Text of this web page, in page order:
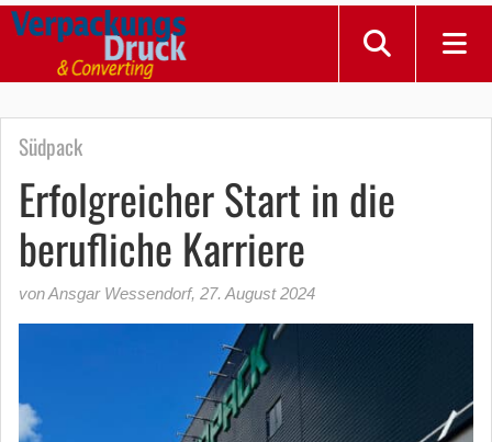
Südpack
Erfolgreicher Start in die
berufliche Karriere
von Ansgar Wessendorf, 27. August 2024